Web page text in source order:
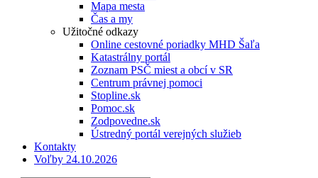
Mapa mesta
Čas a my
Užitočné odkazy
Online cestovné poriadky MHD Šaľa
Katastrálny portál
Zoznam PSČ miest a obcí v SR
Centrum právnej pomoci
Stopline.sk
Pomoc.sk
Zodpovedne.sk
Ústredný portál verejných služieb
Kontakty
Voľby 24.10.2026